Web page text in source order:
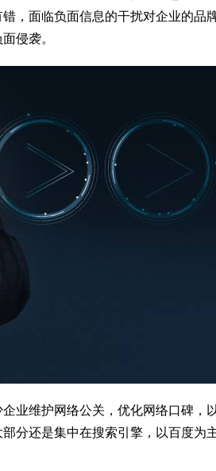
，面临负面信息的干扰对企业的品
侵袭。
业维护网络公关，优化网络口碑，
分还是集中在搜索引擎，以百度为